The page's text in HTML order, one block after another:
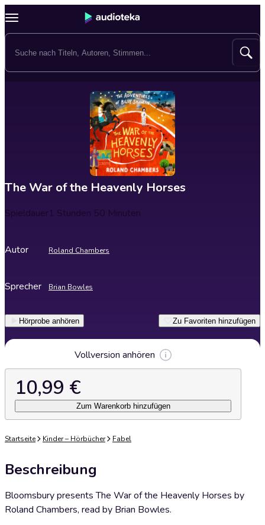
The War of the Heavenly Horses
Spieldauer1 Stunden 50 Minuten
Autor Roland Chambers
Sprecher Brian Bowles
Hörprobe anhören Zu Favoriten hinzufügen
Vollversion anhören
10,99 €
Zum Warenkorb hinzufügen
Startseite Kinder – Hörbücher Fabel
Beschreibung
Bloomsbury presents The War of the Heavenly Horses by
Roland Chambers, read by Brian Bowles.